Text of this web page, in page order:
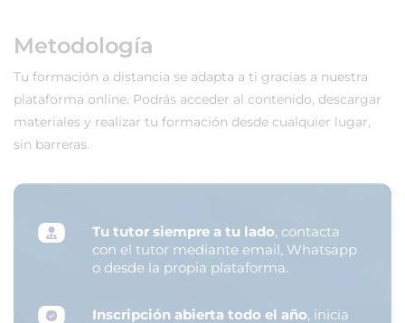
Metodología
Tu formación a distancia se adapta a ti gracias a nuestra
plataforma online. Podrás acceder al contenido, descargar
materiales y realizar tu formación desde cualquier lugar,
sin barreras.
Tu tutor siempre a tu lado, contacta
con el tutor mediante email, Whatsapp
o desde la propia plataforma.
Inscripción abierta todo el año, inicia